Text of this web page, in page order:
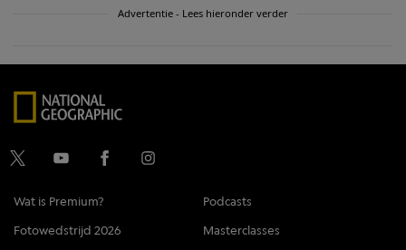
Advertentie - Lees hieronder verder
Wat is Premium?
Podcasts
Fotowedstrijd 2026
Masterclasses